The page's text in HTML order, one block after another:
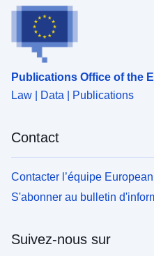
Publications Office of the
Law | Data | Publications
Contact
Contacter l’équipe
S'abonner au bulletin
Suivez-nous sur